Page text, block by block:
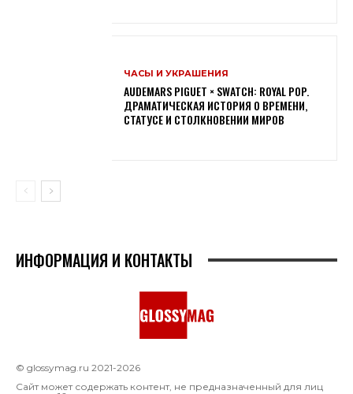
ЧАСЫ И УКРАШЕНИЯ
AUDEMARS PIGUET × SWATCH: ROYAL POP.
ДРАМАТИЧЕСКАЯ ИСТОРИЯ О ВРЕМЕНИ,
СТАТУСЕ И СТОЛКНОВЕНИИ МИРОВ
ИНФОРМАЦИЯ И КОНТАКТЫ
© glossymag.ru 2021-2026
Сайт может содержать контент, не предназначенный для лиц